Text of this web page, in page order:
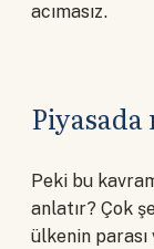
acımasız.
Peki bu
anlatır? Çok
ülkenin